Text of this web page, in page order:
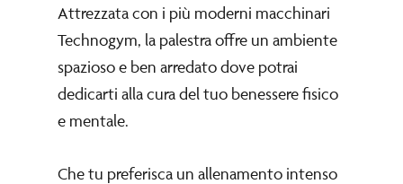
Attrezzata con i più moderni macchinari
Technogym, la palestra offre un ambiente
spazioso e ben arredato dove potrai
dedicarti alla cura del tuo benessere fisico
e mentale.
Che tu preferisca un allenamento intenso